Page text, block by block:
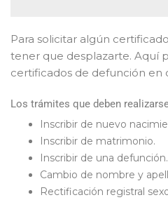
Para solicitar algún
tener que desplazarte. Aquí
certificados de defunción en
Los trámites que deben
Inscribir de nuevo
Inscribir de matrimonio.
Inscribir de una defunción.
Cambio de nombre y
Rectificación registral